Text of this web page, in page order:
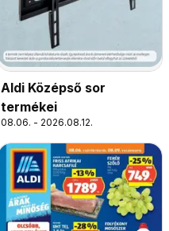
Aldi Középső sor
termékei
08.06. - 2026.08.12.